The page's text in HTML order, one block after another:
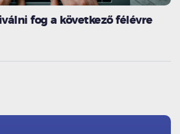
fog a következő félévre